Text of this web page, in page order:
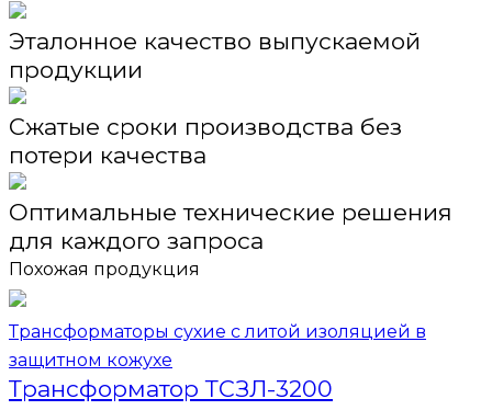
Эталонное качество выпускаемой
продукции
Сжатые сроки производства без
потери качества
Оптимальные технические решения
для каждого запроса
Похожая продукция
Трансформаторы сухие с литой изоляцией в
защитном кожухе
Трансформатор ТСЗЛ-3200